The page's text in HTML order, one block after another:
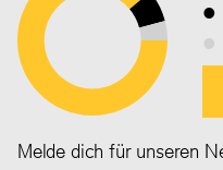
Melde dich für unseren